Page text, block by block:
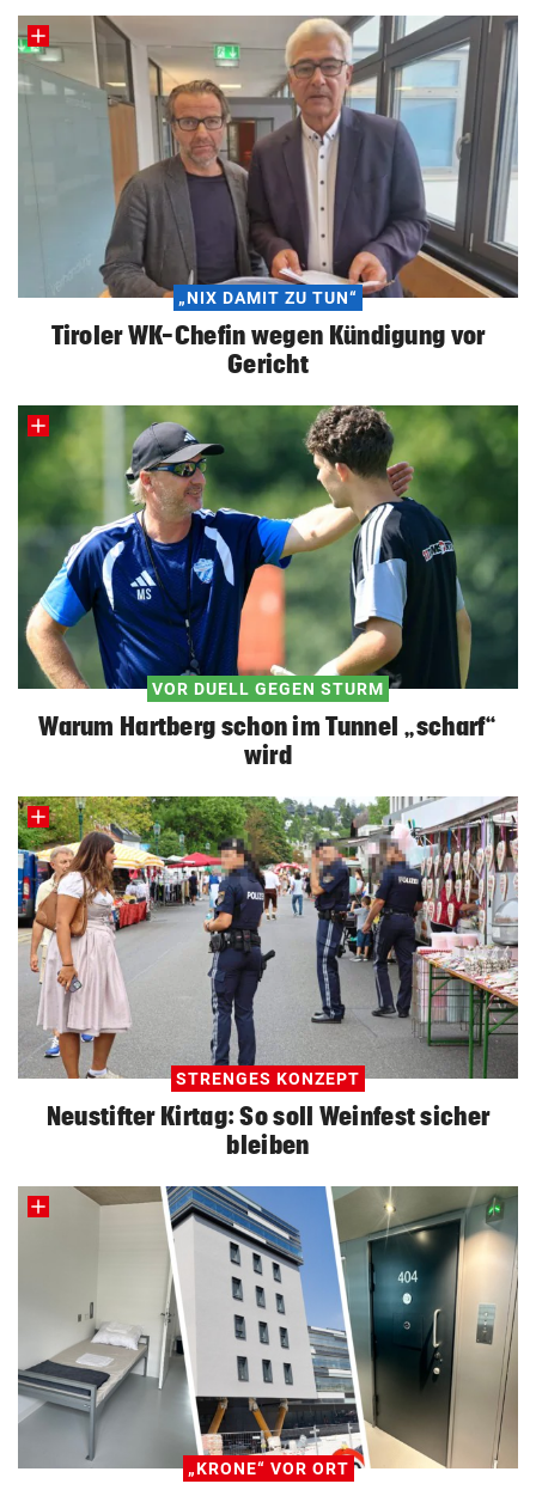
„NIX DAMIT ZU TUN“
Tiroler WK-Chefin wegen Kündigung vor
Gericht
VOR DUELL GEGEN STURM
Warum Hartberg schon im Tunnel „scharf“
wird
STRENGES KONZEPT
Neustifter Kirtag: So soll Weinfest sicher
bleiben
„KRONE“ VOR ORT